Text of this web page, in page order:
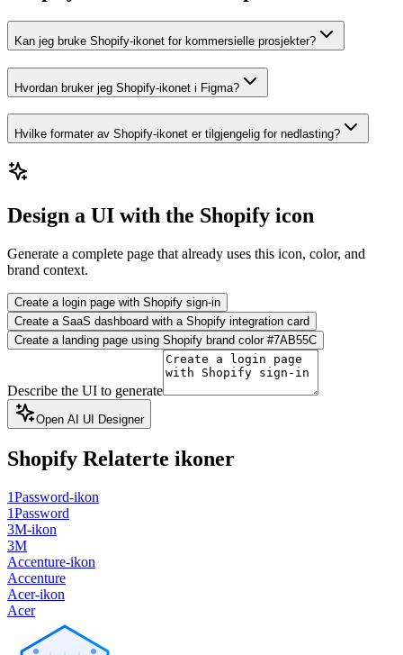
Kan jeg bruke Shopify-ikonet for kommersielle prosjekter?
Hvordan bruker jeg Shopify-ikonet i Figma?
Hvilke formater av Shopify-ikonet er tilgjengelig for nedlasting?
Design a UI with the Shopify icon
Generate a complete page that already uses this icon, color, and
brand context.
Create a login page with Shopify sign-in
Create a SaaS dashboard with a Shopify integration card
Create a landing page using Shopify brand color #7AB55C
Describe the UI to generate
Open AI UI Designer
Shopify Relaterte ikoner
1Password-ikon
1Password
3M-ikon
3M
Accenture-ikon
Accenture
Acer-ikon
Acer